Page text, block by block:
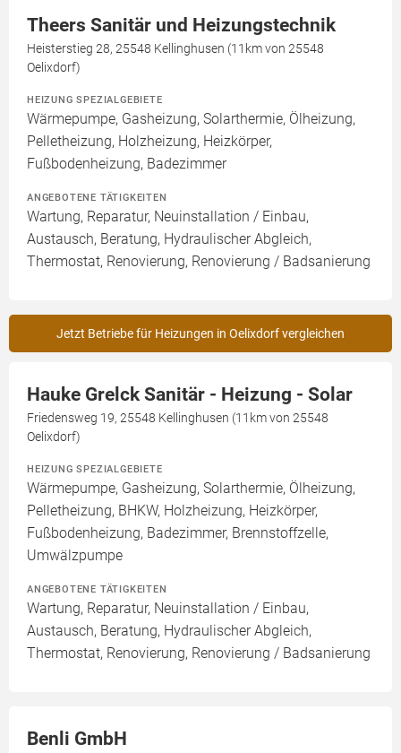
Theers Sanitär und Heizungstechnik
Heisterstieg 28, 25548 Kellinghusen (11km von 25548
Oelixdorf)
HEIZUNG SPEZIALGEBIETE
Wärmepumpe, Gasheizung, Solarthermie, Ölheizung,
Pelletheizung, Holzheizung, Heizkörper,
Fußbodenheizung, Badezimmer
ANGEBOTENE TÄTIGKEITEN
Wartung, Reparatur, Neuinstallation / Einbau,
Austausch, Beratung, Hydraulischer Abgleich,
Thermostat, Renovierung, Renovierung / Badsanierung
Jetzt Betriebe für Heizungen in Oelixdorf vergleichen
Hauke Grelck Sanitär - Heizung - Solar
Friedensweg 19, 25548 Kellinghusen (11km von 25548
Oelixdorf)
HEIZUNG SPEZIALGEBIETE
Wärmepumpe, Gasheizung, Solarthermie, Ölheizung,
Pelletheizung, BHKW, Holzheizung, Heizkörper,
Fußbodenheizung, Badezimmer, Brennstoffzelle,
Umwälzpumpe
ANGEBOTENE TÄTIGKEITEN
Wartung, Reparatur, Neuinstallation / Einbau,
Austausch, Beratung, Hydraulischer Abgleich,
Thermostat, Renovierung, Renovierung / Badsanierung
Benli GmbH